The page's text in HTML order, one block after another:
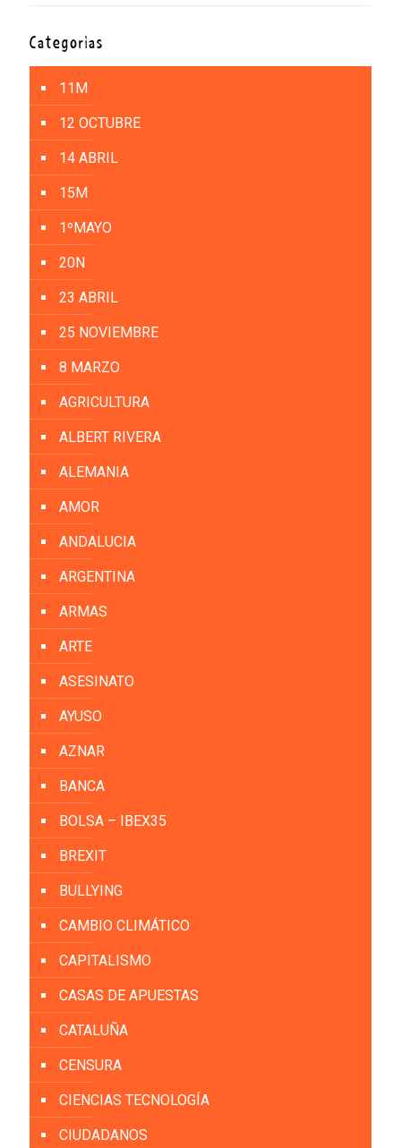
Categorías
11M
12 OCTUBRE
14 ABRIL
15M
1ºMAYO
20N
23 ABRIL
25 NOVIEMBRE
8 MARZO
AGRICULTURA
ALBERT RIVERA
ALEMANIA
AMOR
ANDALUCIA
ARGENTINA
ARMAS
ARTE
ASESINATO
AYUSO
AZNAR
BANCA
BOLSA – IBEX35
BREXIT
BULLYING
CAMBIO CLIMÁTICO
CAPITALISMO
CASAS DE APUESTAS
CATALUÑA
CENSURA
CIENCIAS TECNOLOGÍA
CIUDADANOS